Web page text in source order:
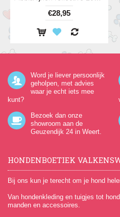
€28,95
Word je liever persoonlijk
geholpen, met advies
waar je echt iets mee
kunt?
Bezoek dan onze
showroom aan de
Geuzendijk 24 in Weert.
HONDENBOETIEK
Bij ons kun je terecht om je hond
Van hondenkleding en tuigjes tot
manden en accessoires.